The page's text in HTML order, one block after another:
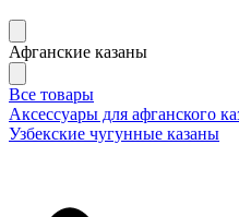
Афганские казаны
Все товары
Аксессуары для афганского
Узбекские чугунные казаны